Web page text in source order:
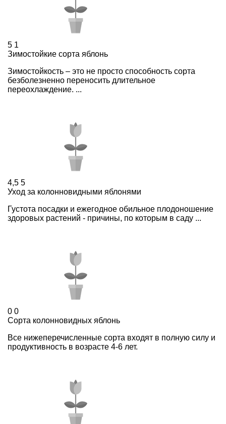
5 1
Зимостойкие сорта яблонь
Зимостойкость – это не просто способность сорта
безболезненно переносить длительное
переохлаждение. ...
4,5 5
Уход за колонновидными яблонями
Густота посадки и ежегодное обильное плодоношение
здоровых растений - причины, по которым в саду ...
0 0
Сорта колонновидных яблонь
Все нижеперечисленные сорта входят в полную силу и
продуктивность в возрасте 4-6 лет.